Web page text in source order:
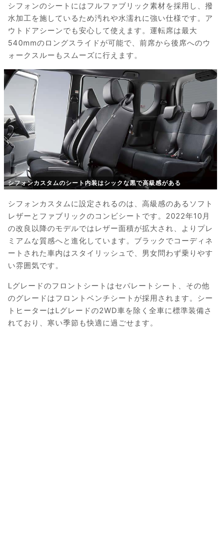
シフォンのシートにはフルファブリック素材を採用し、撥
水加工を施しているため汚れや水濡れに強い仕様です。ア
ウトドアシーンでも安心して使えます。運転席は最大
540mmのロングスライドが可能で、前席から後席へのウ
ォークスルーもスムーズに行えます。
シフォンカスタムのシート内装はシックな黒で高級感がある
シフォンカスタムに設定されるのは、高級感のあるソフト
レザーとファブリックのコンビシートです。2022年10月
の改良以降のモデルではレザー面積が拡大され、よりプレ
ミアムな質感へと進化しています。ブラックでコーディネ
ートされた車内はスタイリッシュで、男女問わず乗りやす
い雰囲気です。
Lグレードのフロントシートはセパレートシート、その他
のグレードはフロントベンチシートが採用されます。シー
トヒーターはLグレードの2WD車を除く全車に標準装備さ
れており、寒い季節も快適に過ごせます。